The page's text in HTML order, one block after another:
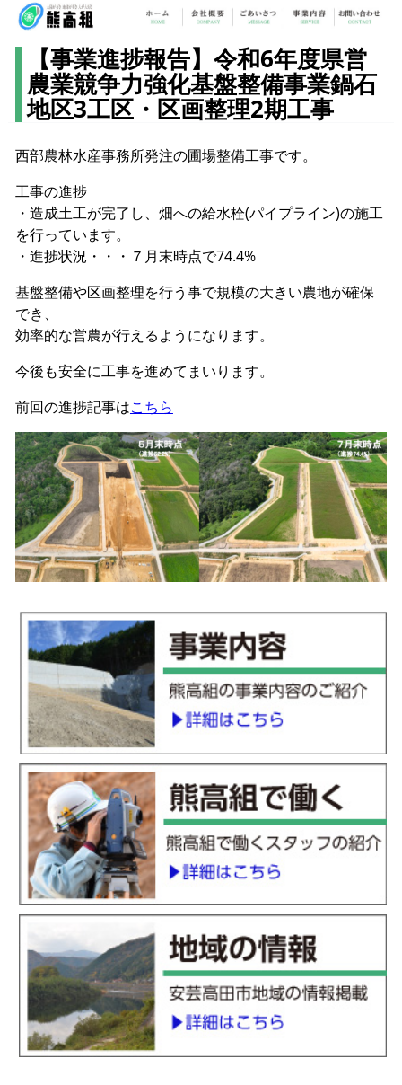
【事業進捗報告】令和6年度県営
農業競争力強化基盤整備事業鍋石
地区3工区・区画整理2期工事
西部農林水産事務所発注の圃場整備工事です。
工事の進捗
・造成土工が完了し、畑への給水栓(パイプライン)の施工
を行っています。
・進捗状況・・・７月末時点で74.4%
基盤整備や区画整理を行う事で規模の大きい農地が確保
でき、
効率的な営農が行えるようになります。
今後も安全に工事を進めてまいります。
前回の進捗記事はこちら